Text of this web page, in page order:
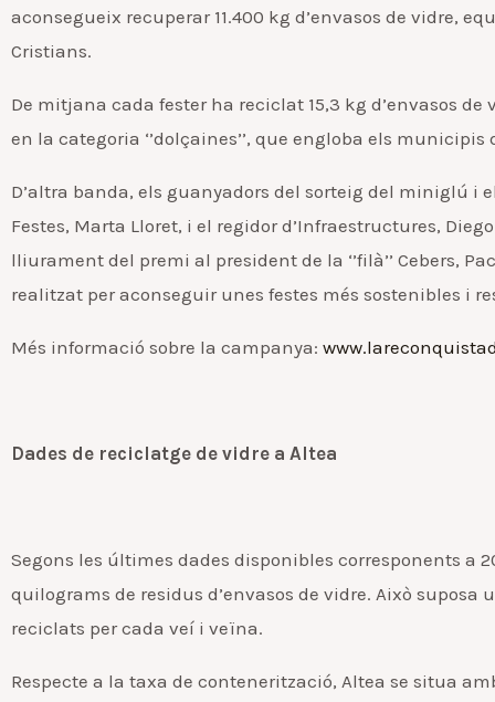
aconsegueix recuperar 11.400 kg d’envasos de vidre,
Cristians.
De mitjana cada fester ha reciclat 15,3 kg d’envasos
en la categoria ‘’dolçaines’’, que engloba els municipis
D’altra banda, els guanyadors del sorteig del miniglú i
Festes, Marta Lloret, i el regidor d’Infraestructures,
lliurament del premi al president de la ‘’filà’’ Cebers,
realitzat per aconseguir unes festes més sostenibles i
Més informació sobre la campanya:
Dades de reciclatge de vidre a Altea
Segons les últimes dades disponibles corresponents a
quilograms de residus d’envasos de vidre. Això
reciclats per cada veí i veïna.
Respecte a la taxa de contenerització, Altea se situa